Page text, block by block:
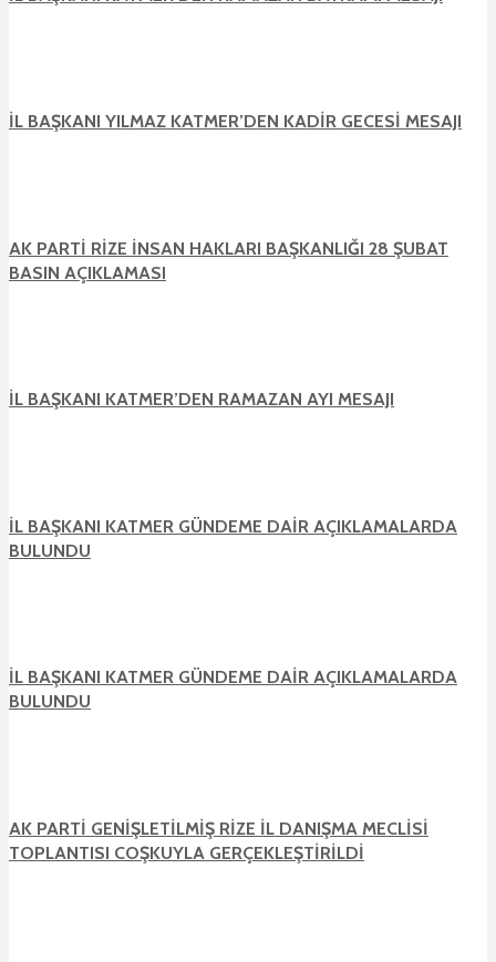
İL BAŞKANI YILMAZ KATMER’DEN KADİR GECESİ MESAJI
AK PARTİ RİZE İNSAN HAKLARI BAŞKANLIĞI 28 ŞUBAT
BASIN AÇIKLAMASI
İL BAŞKANI KATMER’DEN RAMAZAN AYI MESAJI
İL BAŞKANI KATMER GÜNDEME DAİR AÇIKLAMALARDA
BULUNDU
İL BAŞKANI KATMER GÜNDEME DAİR AÇIKLAMALARDA
BULUNDU
AK PARTİ GENİŞLETİLMİŞ RİZE İL DANIŞMA MECLİSİ
TOPLANTISI COŞKUYLA GERÇEKLEŞTİRİLDİ